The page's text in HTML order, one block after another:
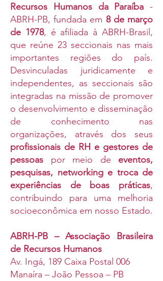
Recursos Humanos da Paraíba -
ABRH-PB, fundada em 8 de março
de 1978, é afiliada à ABRH-Brasil,
que reúne 23 seccionais nas mais
importantes regiões do país.
Desvinculadas juridicamente e
independentes, as seccionais são
integradas na missão de promover
o desenvolvimento e disseminação
de conhecimento nas
organizações, através dos seus
profissionais de RH e gestores de
pessoas por meio de eventos,
pesquisas, networking e troca de
experiências de boas práticas,
contribuindo para uma melhoria
socioeconômica em nosso Estado.
ABRH-PB – Associação Brasileira
de Recursos Humanos
Av. Ingá, 189 Caixa Postal 006
Manaíra – João Pessoa – PB